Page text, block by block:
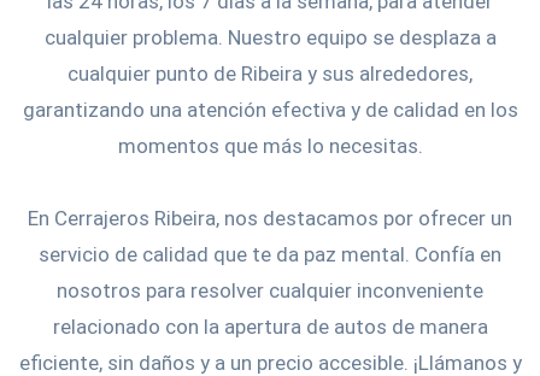
cualquier problema. Nuestro equipo se desplaza a
cualquier punto de Ribeira y sus alrededores,
garantizando una atención efectiva y de calidad en los
momentos que más lo necesitas.
En Cerrajeros Ribeira, nos destacamos por ofrecer un
servicio de calidad que te da paz mental. Confía en
nosotros para resolver cualquier inconveniente
relacionado con la apertura de autos de manera
eficiente, sin daños y a un precio accesible. ¡Llámanos y